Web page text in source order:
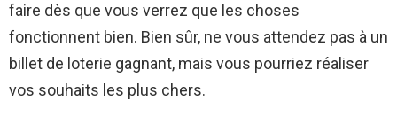
faire dès que vous verrez que les choses
fonctionnent bien. Bien sûr, ne vous attendez pas à un
billet de loterie gagnant, mais vous pourriez réaliser
vos souhaits les plus chers.